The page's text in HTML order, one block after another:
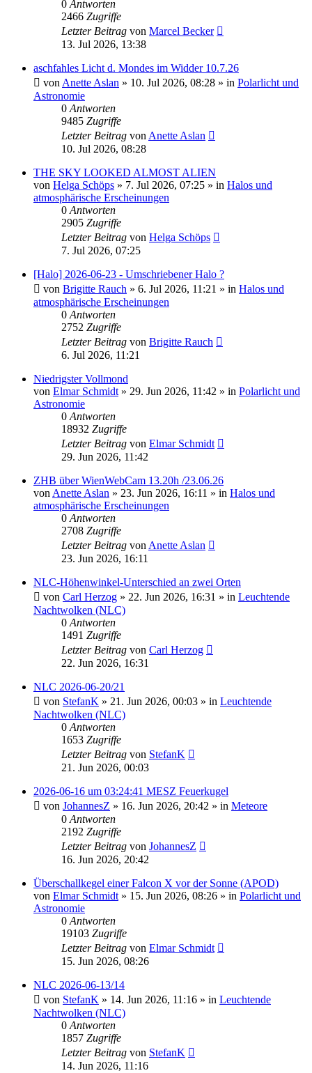
0 Antworten
2466 Zugriffe
Letzter Beitrag von Marcel Becker
13. Jul 2026, 13:38
aschfahles Licht d. Mondes im Widder 10.7.26
von Anette Aslan » 10. Jul 2026, 08:28 » in Polarlicht und
Astronomie
0 Antworten
9485 Zugriffe
Letzter Beitrag von Anette Aslan
10. Jul 2026, 08:28
THE SKY LOOKED ALMOST ALIEN
von Helga Schöps » 7. Jul 2026, 07:25 » in Halos und
atmosphärische Erscheinungen
0 Antworten
2905 Zugriffe
Letzter Beitrag von Helga Schöps
7. Jul 2026, 07:25
[Halo] 2026-06-23 - Umschriebener Halo ?
von Brigitte Rauch » 6. Jul 2026, 11:21 » in Halos und
atmosphärische Erscheinungen
0 Antworten
2752 Zugriffe
Letzter Beitrag von Brigitte Rauch
6. Jul 2026, 11:21
Niedrigster Vollmond
von Elmar Schmidt » 29. Jun 2026, 11:42 » in Polarlicht und
Astronomie
0 Antworten
18932 Zugriffe
Letzter Beitrag von Elmar Schmidt
29. Jun 2026, 11:42
ZHB über WienWebCam 13.20h /23.06.26
von Anette Aslan » 23. Jun 2026, 16:11 » in Halos und
atmosphärische Erscheinungen
0 Antworten
2708 Zugriffe
Letzter Beitrag von Anette Aslan
23. Jun 2026, 16:11
NLC-Höhenwinkel-Unterschied an zwei Orten
von Carl Herzog » 22. Jun 2026, 16:31 » in Leuchtende
Nachtwolken (NLC)
0 Antworten
1491 Zugriffe
Letzter Beitrag von Carl Herzog
22. Jun 2026, 16:31
NLC 2026-06-20/21
von StefanK » 21. Jun 2026, 00:03 » in Leuchtende
Nachtwolken (NLC)
0 Antworten
1653 Zugriffe
Letzter Beitrag von StefanK
21. Jun 2026, 00:03
2026-06-16 um 03:24:41 MESZ Feuerkugel
von JohannesZ » 16. Jun 2026, 20:42 » in Meteore
0 Antworten
2192 Zugriffe
Letzter Beitrag von JohannesZ
16. Jun 2026, 20:42
Überschallkegel einer Falcon X vor der Sonne (APOD)
von Elmar Schmidt » 15. Jun 2026, 08:26 » in Polarlicht und
Astronomie
0 Antworten
19103 Zugriffe
Letzter Beitrag von Elmar Schmidt
15. Jun 2026, 08:26
NLC 2026-06-13/14
von StefanK » 14. Jun 2026, 11:16 » in Leuchtende
Nachtwolken (NLC)
0 Antworten
1857 Zugriffe
Letzter Beitrag von StefanK
14. Jun 2026, 11:16